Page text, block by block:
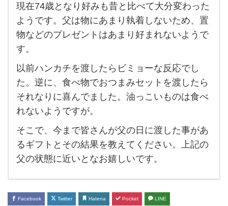
す
す
め
の
ギ
フ
ト
が知
り
た
い
で
す！
現在74歳となり好みも昔と比べて大分変わった
ようです。父は物にあまり執着しないため、置
物などのプレゼントはあまり好まれないようで
す。
以前ハンカチを渡したらビミョーな反応でし
た。逆に、食べ物でおつまみセットを渡したら
それなりに喜んでました。油っこいものは食べ
れないようですが。
そこで、今まで皆さんが父の日に渡した事があ
るギフトとその結果を教えてください。上記の
父の状態に近いとなお嬉しいです。
Facebook Twitter Hatena Pocket LINE